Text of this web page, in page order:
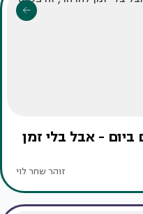
עיצובים ביום - אבל בלי זמן
זוהר שחר לוי